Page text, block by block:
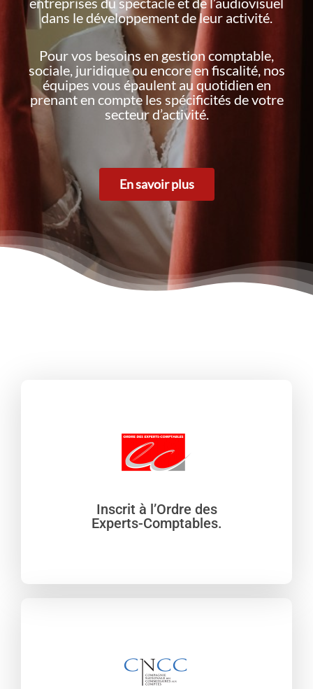
dans le développement de leur activité.
Pour vos besoins en gestion comptable,
sociale, juridique ou encore en fiscalité, nos
équipes vous épaulent au quotidien en
prenant en compte les spécificités de votre
secteur d’activité.
En savoir plus
Inscrit à l’Ordre des
Experts-Comptables.